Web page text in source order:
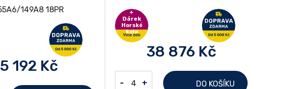
5 192 Kč
Dárek
Horské
kolo
38 876 Kč
- + DO KOŠÍKU